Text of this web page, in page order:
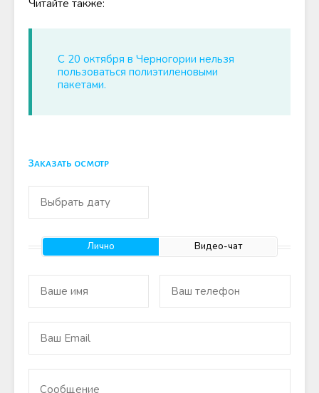
Читайте также:
С 20 октября в Черногории нельзя
пользоваться полиэтиленовыми
пакетами.
Заказать осмотр
Лично Видео-чат